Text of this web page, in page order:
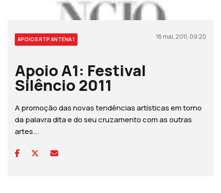
APOIOS RTP ANTENA 1 18 mai, 2011, 09:20
Apoio A1: Festival
Silêncio 2011
A promoção das novas tendências artísticas em torno
da palavra dita e do seu cruzamento com as outras
artes...